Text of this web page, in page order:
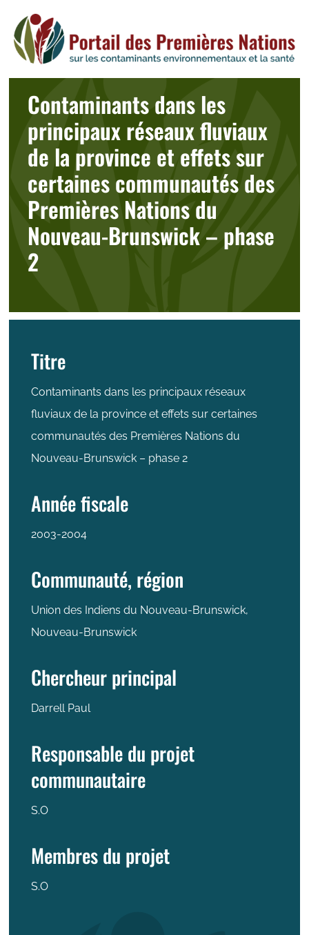
content
Contaminants dans les
principaux réseaux fluviaux
de la province et effets sur
certaines communautés des
Premières Nations du
Nouveau-Brunswick – phase
2
Titre
Contaminants dans les principaux réseaux
fluviaux de la province et effets sur certaines
communautés des Premières Nations du
Nouveau-Brunswick – phase 2
Année fiscale
2003-2004
Communauté, région
Union des Indiens du Nouveau-Brunswick,
Nouveau-Brunswick
Chercheur principal
Darrell Paul
Responsable du projet
communautaire
S.O
Membres du projet
S.O